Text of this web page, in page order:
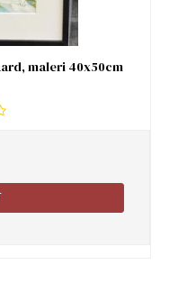
maleri 40x50cm